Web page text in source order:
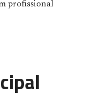
profissional